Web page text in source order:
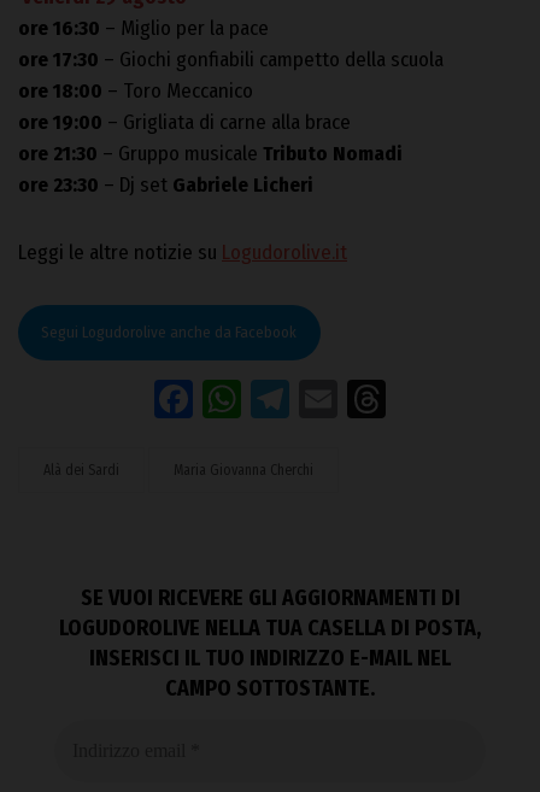
ore 16:30 – Miglio per la pace
ore 17:30 – Giochi gonfiabili campetto della scuola
ore 18:00 – Toro Meccanico
ore 19:00 – Grigliata di carne alla brace
ore 21:30 – Gruppo musicale Tributo Nomadi
ore 23:30 – Dj set Gabriele Licheri
Leggi le altre notizie su Logudorolive.it
Segui Logudorolive anche da Facebook
Facebook
WhatsApp
Telegram
Email
Alà dei Sardi Maria Giovanna Cherchi
SE VUOI RICEVERE GLI AGGIORNAMENTI DI
LOGUDOROLIVE NELLA TUA CASELLA DI POSTA,
INSERISCI IL TUO INDIRIZZO E-MAIL NEL
CAMPO SOTTOSTANTE.